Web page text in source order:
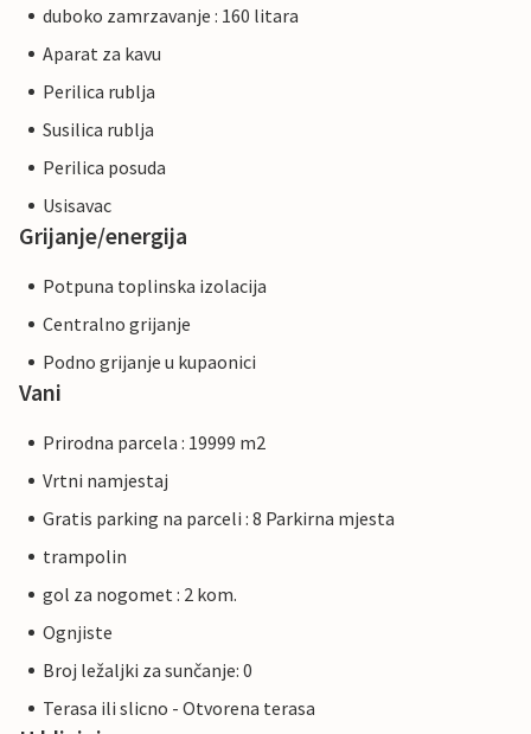
duboko zamrzavanje : 160 litara
Aparat za kavu
Perilica rublja
Susilica rublja
Perilica posuda
Usisavac
Grijanje/energija
Potpuna toplinska izolacija
Centralno grijanje
Podno grijanje u kupaonici
Vani
Prirodna parcela : 19999 m2
Vrtni namjestaj
Gratis parking na parceli : 8 Parkirna mjesta
trampolin
gol za nogomet : 2 kom.
Ognjiste
Broj ležaljki za sunčanje: 0
Terasa ili slicno - Otvorena terasa